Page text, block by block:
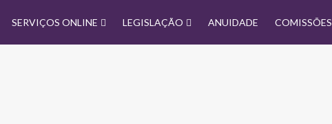
SERVIÇOS ONLINE LEGISLAÇÃO ANUIDADE COMISSÕES